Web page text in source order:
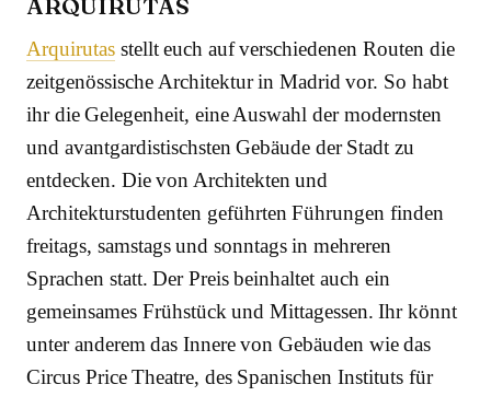
Arquirutas stellt euch auf verschiedenen Routen die
zeitgenössische Architektur in Madrid vor. So habt
ihr die Gelegenheit, eine Auswahl der modernsten
und avantgardistischsten Gebäude der Stadt zu
entdecken. Die von Architekten und
Architekturstudenten geführten Führungen finden
freitags, samstags und sonntags in mehreren
Sprachen statt. Der Preis beinhaltet auch ein
gemeinsames Frühstück und Mittagessen. Ihr könnt
unter anderem das Innere von Gebäuden wie das
Circus Price Theatre, des Spanischen Instituts für